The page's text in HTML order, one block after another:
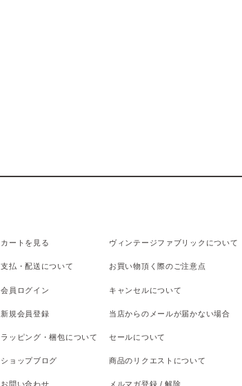
カートを見る
支払 ・配送について
会員ログイン
新規会員登録
ラッピング・梱包について
ショップブログ
お問い合わせ
ヴィンテージファブリックについて
お買い物頂く際のご注意点
キャンセルについて
当店からのメールが届かない場合
セールについて
商品のリクエストについて
メルマガ登録 / 解除